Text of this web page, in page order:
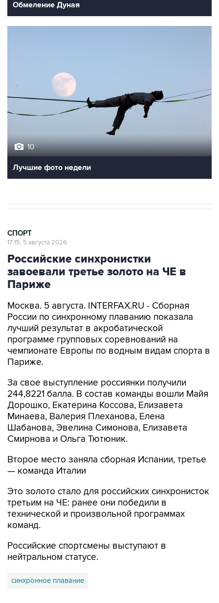
Обмеление Дуная
10
Лучшие фото недели
СПОРТ
17:15, 5 августа 2026
Российские синхронистки
завоевали третье золото на ЧЕ в
Париже
Москва. 5 августа. INTERFAX.RU - Сборная
России по синхронному плаванию показала
лучший результат в акробатической
программе групповых соревнований на
чемпионате Европы по водным видам спорта в
Париже.
За свое выступление россиянки получили
244,8221 балла. В состав команды вошли Майя
Дорошко, Екатерина Коссова, Елизавета
Минаева, Валерия Плеханова, Елена
Шабанова, Эвелина Симонова, Елизавета
Смирнова и Ольга Тютюник.
Второе место заняла сборная Испании, третье
— команда Италии
Это золото стало для российских синхронисток
третьим на ЧЕ: ранее они победили в
технической и произвольной программах
команд.
Российские спортсмены выступают в
нейтральном статусе.
синхронное плавание